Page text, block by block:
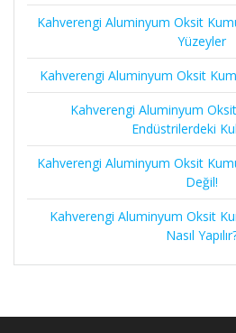
Kahverengi Aluminyum Oksit
Yüzeyler
Kahverengi Aluminyum Oksit
Kahverengi Aluminyum
Endüstrilerdeki
Kahverengi Aluminyum Oksit
Değil!
Kahverengi Aluminyum Oksit
Nasıl